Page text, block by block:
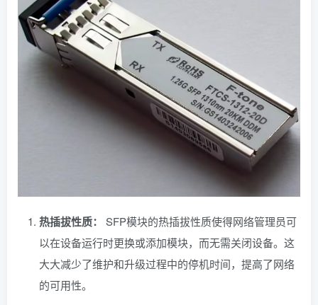
热插拔性质：
SFP模块的热插拔性质使得网络管理员可
以在设备运行时更换或添加模块，而无需关闭设备。这
大大减少了维护和升级过程中的停机时间，提高了网络
的可用性。